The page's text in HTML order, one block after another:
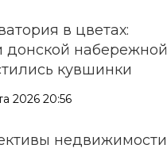
в цветах:
донской набережной
кувшинки
2026 20:56
недвижимости